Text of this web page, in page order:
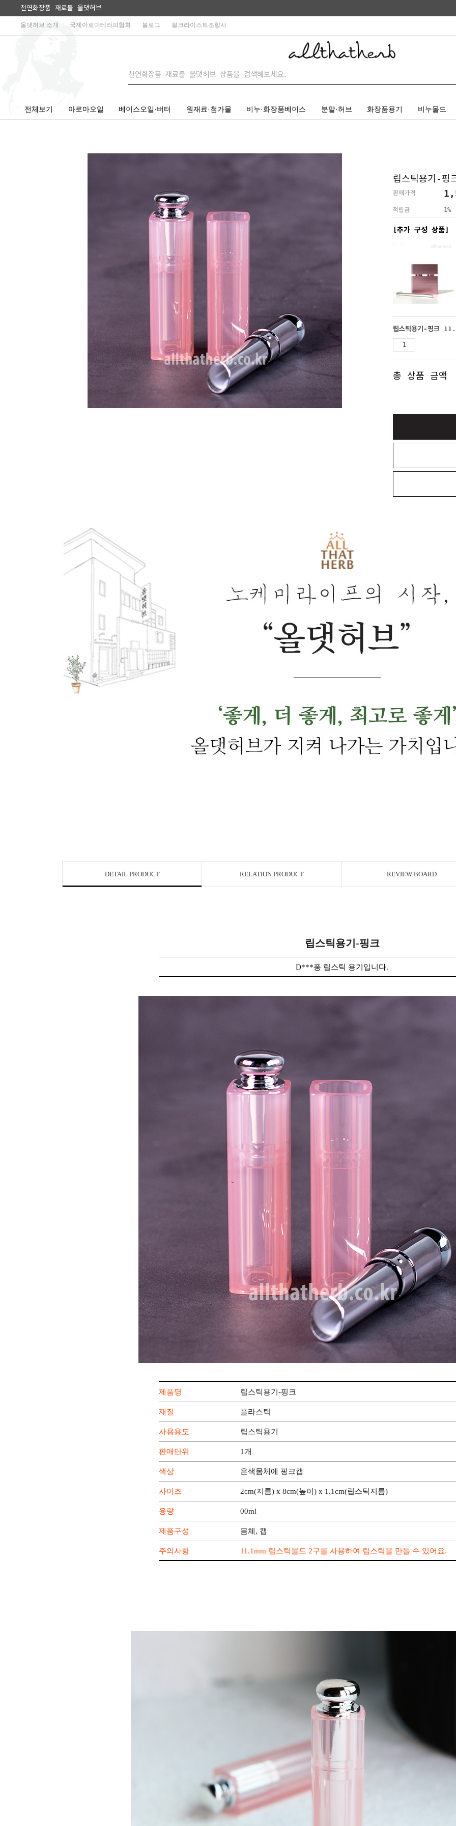
천연화장품 재료몰 올댓허브
올댓허브 소개 국제아로마테라피협회 블로그 필크라이스트조향사
전체보기 아로마오일 베이스오일·버터 원재료·첨가물 비누·화장품베이스 분말·허브 화장품용기 비누몰드
립스틱용기-핑
판매가격
적립금 1%
[추가 구성 상품]
립스틱용기-핑크
총 상품 금액
DETAIL PRODUCT RELATION PRODUCT REVIEW BOARD
립스틱용기-핑크
D***풍 립스틱 용기입니다.
제품명 립스틱용기-핑크
재질 플라스틱
사용용도 립스틱용기
판매단위 1개
색상 은색몸체에 핑크캡
사이즈 2cm(지름) x 8cm(높이) x 1.1cm(립스틱지름)
용량 00ml
제품구성 몸체, 캡
주의사항 11.1mm 립스틱몰드 2구를 사용하여 립스틱을 만들 수 있어요.